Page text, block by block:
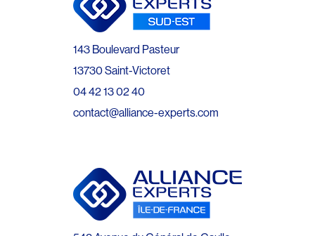
143 Boulevard Pasteur
13730 Saint-Victoret
04 42 13 02 40
contact@alliance-experts.com